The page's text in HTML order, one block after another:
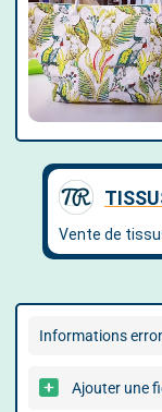
Informations
Ajouter une